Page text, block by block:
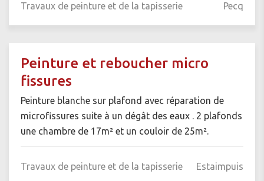
Travaux de peinture et de la tapisserie Pecq
Peinture et reboucher micro
fissures
Peinture blanche sur plafond avec réparation de
microfissures suite à un dégât des eaux . 2 plafonds
une chambre de 17m² et un couloir de 25m².
Travaux de peinture et de la tapisserie Estaimpuis